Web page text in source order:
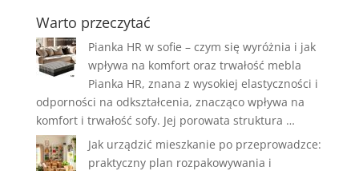
Warto przeczytać
Pianka HR w sofie – czym się wyróżnia i jak
wpływa na komfort oraz trwałość mebla
Pianka HR, znana z wysokiej elastyczności i
odporności na odkształcenia, znacząco wpływa na
komfort i trwałość sofy. Jej porowata struktura …
Jak urządzić mieszkanie po przeprowadzce:
praktyczny plan rozpakowywania i